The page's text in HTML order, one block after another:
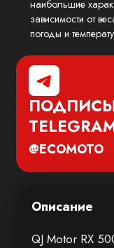
наибольшие
зависимости от
погоды и
@ECOMOTO
Описание
QJ Motor RX